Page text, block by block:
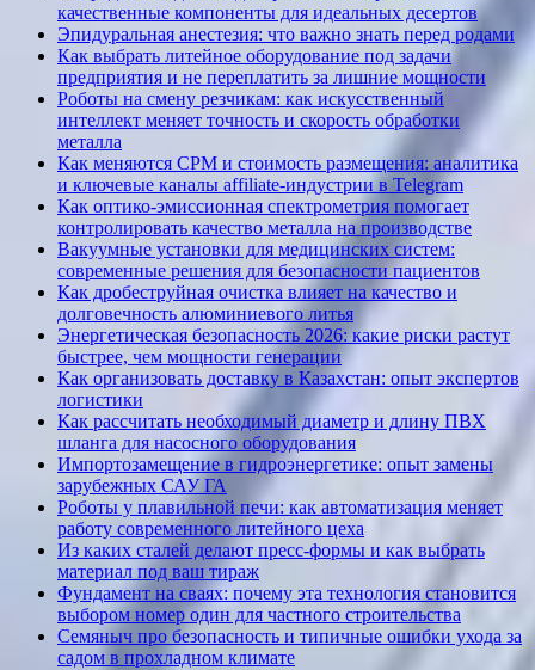
качественные компоненты для идеальных десертов
Эпидуральная анестезия: что важно знать перед родами
Как выбрать литейное оборудование под задачи
предприятия и не переплатить за лишние мощности
Роботы на смену резчикам: как искусственный
интеллект меняет точность и скорость обработки
металла
Как меняются CPM и стоимость размещения: аналитика
и ключевые каналы affiliate-индустрии в Telegram
Как оптико-эмиссионная спектрометрия помогает
контролировать качество металла на производстве
Вакуумные установки для медицинских систем:
современные решения для безопасности пациентов
Как дробеструйная очистка влияет на качество и
долговечность алюминиевого литья
Энергетическая безопасность 2026: какие риски растут
быстрее, чем мощности генерации
Как организовать доставку в Казахстан: опыт экспертов
логистики
Как рассчитать необходимый диаметр и длину ПВХ
шланга для насосного оборудования
Импортозамещение в гидроэнергетике: опыт замены
зарубежных САУ ГА
Роботы у плавильной печи: как автоматизация меняет
работу современного литейного цеха
Из каких сталей делают пресс-формы и как выбрать
материал под ваш тираж
Фундамент на сваях: почему эта технология становится
выбором номер один для частного строительства
Семяныч про безопасность и типичные ошибки ухода за
садом в прохладном климате